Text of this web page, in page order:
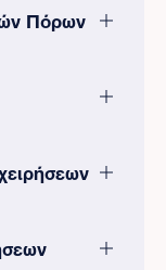
Πόρων